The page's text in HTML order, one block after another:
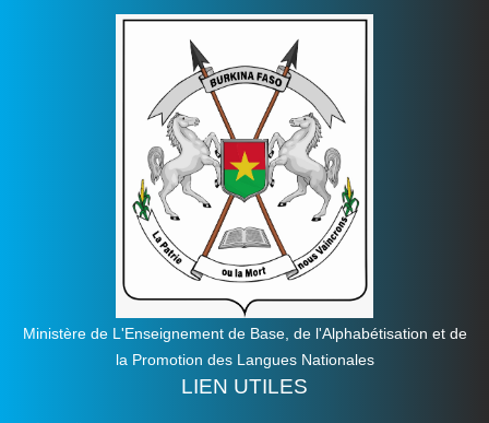
Ministère de L'Enseignement de Base, de l'Alphabétisation et de
la Promotion des Langues Nationales
LIEN UTILES